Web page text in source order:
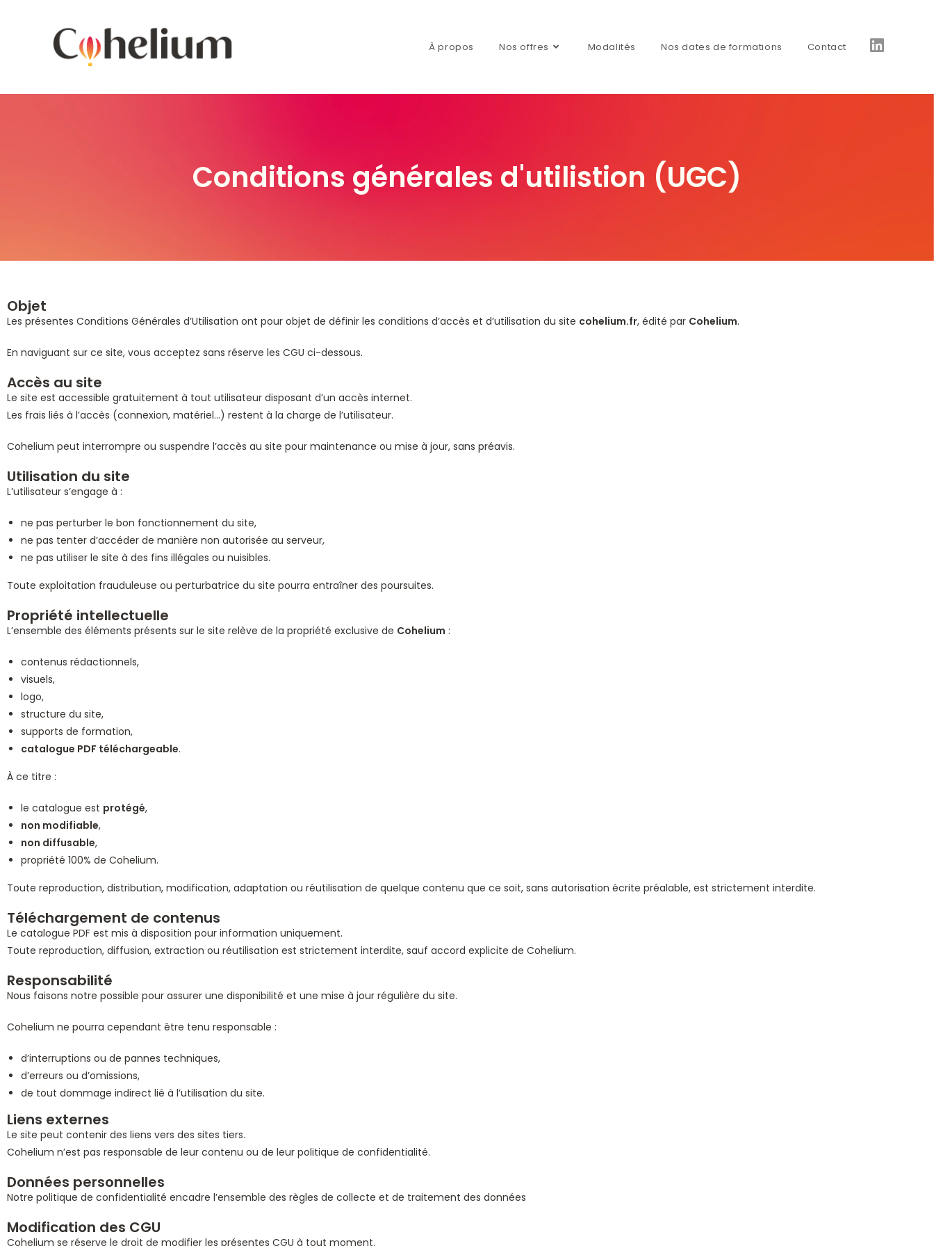
À propos Nos offres Modalités Nos dates de formations Contact
Conditions générales d'utilistion (UGC)
Objet
Les présentes Conditions Générales d’Utilisation ont pour objet de définir les conditions d’accès et d’utilisation du site cohelium.fr, édité par Cohelium.
En naviguant sur ce site, vous acceptez sans réserve les CGU ci-dessous.
Accès au site
Le site est accessible gratuitement à tout utilisateur disposant d’un accès internet.
Les frais liés à l’accès (connexion, matériel…) restent à la charge de l’utilisateur.
Cohelium peut interrompre ou suspendre l’accès au site pour maintenance ou mise à jour, sans préavis.
Utilisation du site
L’utilisateur s’engage à :
ne pas perturber le bon fonctionnement du site,
ne pas tenter d’accéder de manière non autorisée au serveur,
ne pas utiliser le site à des fins illégales ou nuisibles.
Toute exploitation frauduleuse ou perturbatrice du site pourra entraîner des poursuites.
Propriété intellectuelle
L’ensemble des éléments présents sur le site relève de la propriété exclusive de Cohelium :
contenus rédactionnels,
visuels,
logo,
structure du site,
supports de formation,
catalogue PDF téléchargeable.
À ce titre :
le catalogue est protégé,
non modifiable,
non diffusable,
propriété 100% de Cohelium.
Toute reproduction, distribution, modification, adaptation ou réutilisation de quelque contenu que ce soit, sans autorisation écrite préalable, est strictement interdite.
Téléchargement de contenus
Le catalogue PDF est mis à disposition pour information uniquement.
Toute reproduction, diffusion, extraction ou réutilisation est strictement interdite, sauf accord explicite de Cohelium.
Responsabilité
Nous faisons notre possible pour assurer une disponibilité et une mise à jour régulière du site.
Cohelium ne pourra cependant être tenu responsable :
d’interruptions ou de pannes techniques,
d’erreurs ou d’omissions,
de tout dommage indirect lié à l’utilisation du site.
Liens externes
Le site peut contenir des liens vers des sites tiers.
Cohelium n’est pas responsable de leur contenu ou de leur politique de confidentialité.
Données personnelles
Notre politique de confidentialité encadre l’ensemble des règles de collecte et de traitement des données
Modification des CGU
Cohelium se réserve le droit de modifier les présentes CGU à tout moment.